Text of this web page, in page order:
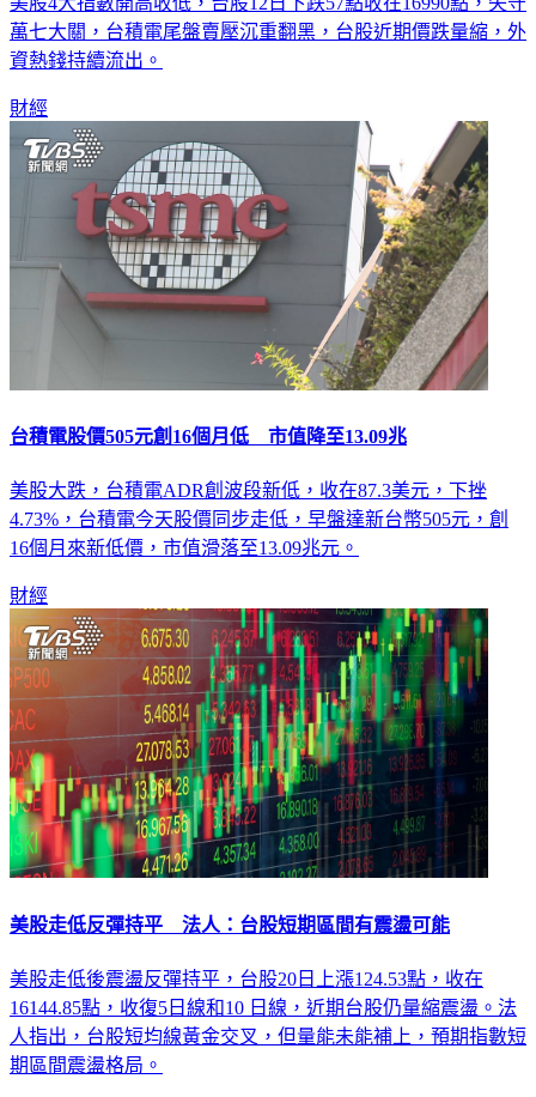
萬七大關，台積電尾盤賣壓沉重翻黑，台股近期價跌量縮，外
資熱錢持續流出。
財經
台積電股價505元創16個月低 市值降至13.09兆
美股大跌，台積電ADR創波段新低，收在87.3美元，下挫
4.73%，台積電今天股價同步走低，早盤達新台幣505元，創
16個月來新低價，市值滑落至13.09兆元。
財經
美股走低反彈持平 法人：台股短期區間有震盪可能
美股走低後震盪反彈持平，台股20日上漲124.53點，收在
16144.85點，收復5日線和10 日線，近期台股仍量縮震盪。法
人指出，台股短均線黃金交叉，但量能未能補上，預期指數短
期區間震盪格局。